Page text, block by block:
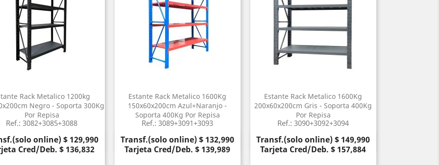
Rack Metalico 1200kg
Negro - Soporta 300Kg
Por Repisa
Ref.: 3082+3085+3088
online) $ 129,990
Cred/Deb. $ 136,832
Vista rápida
Estante Rack Metalico 1600Kg
150x60x200cm Azul+naranjo -
Soporta 400Kg Por Repisa
Ref.: 3089+3091+3093
Precio
Transf.(solo online) $ 132,990
Tarjeta Cred/Deb. $ 139,989
Vista rápida
Estante Rack Metalico 1600Kg
200x60x200cm Gris - Soporta 400Kg
Por Repisa
Ref.: 3090+3092+3094
Precio
Transf.(solo online) $ 149,990
Tarjeta Cred/Deb. $ 157,884
Vista rápida